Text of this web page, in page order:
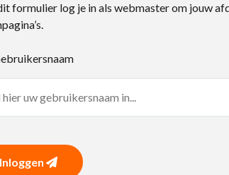
formulier log je in als webmaster om jouw
Inloggen